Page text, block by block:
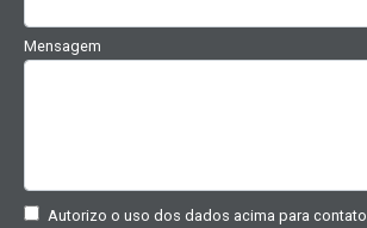
Mensagem
Autorizo o uso dos dados acima para contato.